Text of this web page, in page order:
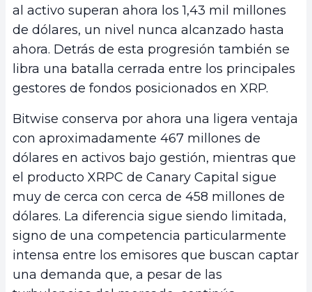
al activo superan ahora los 1,43 mil millones
de dólares, un nivel nunca alcanzado hasta
ahora. Detrás de esta progresión también se
libra una batalla cerrada entre los principales
gestores de fondos posicionados en XRP.
Bitwise conserva por ahora una ligera ventaja
con aproximadamente 467 millones de
dólares en activos bajo gestión, mientras que
el producto XRPC de Canary Capital sigue
muy de cerca con cerca de 458 millones de
dólares. La diferencia sigue siendo limitada,
signo de una competencia particularmente
intensa entre los emisores que buscan captar
una demanda que, a pesar de las